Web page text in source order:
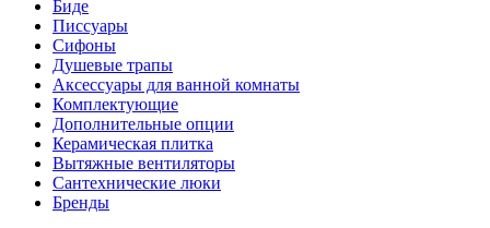
Биде
Писсуары
Сифоны
Душевые трапы
Аксессуары для ванной комнаты
Комплектующие
Дополнительные опции
Керамическая плитка
Вытяжные вентиляторы
Сантехнические люки
Бренды